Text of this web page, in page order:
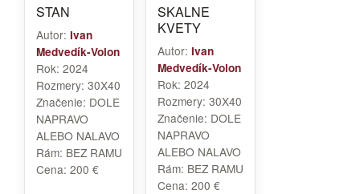
STAN
Autor: Ivan
Medvedík-Volon
Rok: 2024
Rozmery: 30X40
Značenie: DOLE
NAPRAVO
ALEBO NALAVO
Rám: BEZ RAMU
Cena: 200 €
SKALNE
KVETY
Autor: Ivan
Medvedík-Volon
Rok: 2024
Rozmery: 30X40
Značenie: DOLE
NAPRAVO
ALEBO NALAVO
Rám: BEZ RAMU
Cena: 200 €